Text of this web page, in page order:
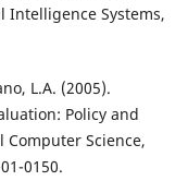
Intelligence Systems,
L.A. (2005).
Policy and
Computer Science,
0150.